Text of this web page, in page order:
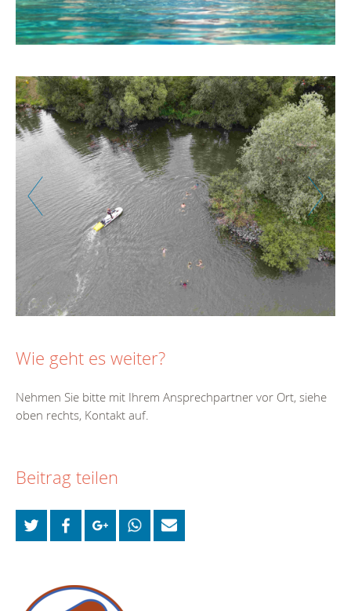
Zurück Weiter
Wie geht es weiter?
Nehmen Sie bitte mit Ihrem Ansprechpartner vor Ort, siehe
oben rechts, Kontakt auf.
Beitrag teilen